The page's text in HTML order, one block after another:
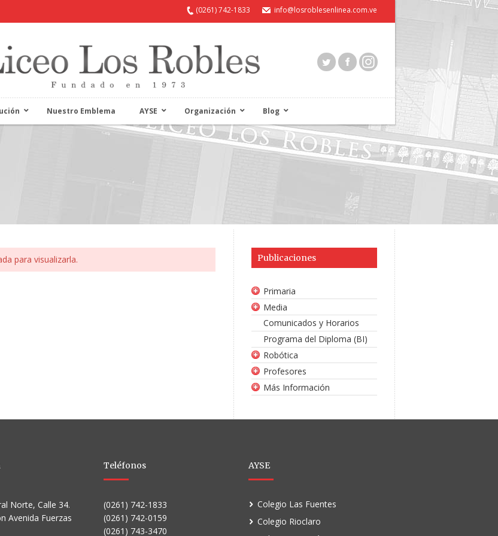
(0261) 742-1833 info@losroblesenlinea.com.ve
Nuestro Emblema AYSE Organización Blog
para visualizarla. Publicaciones
Primaria
Media
Comunicados y Horarios
Programa del Diploma (BI)
Robótica
Profesores
Más Información
Norte, Calle 34.
Avenida Fuerzas
Teléfonos
(0261) 742-1833
(0261) 742-0159
(0261) 743-3470
AYSE
Colegio Las Fuentes
Colegio Rioclaro